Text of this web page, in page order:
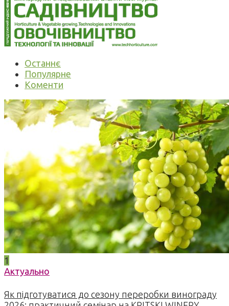
Останнє
Популярне
Коменти
1
Актуально
Як підготуватися до сезону переробки винограду